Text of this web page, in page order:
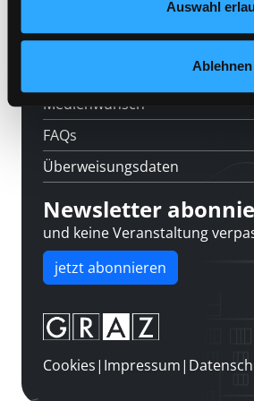
Auswahl
Ablehnen
Über uns
Medienwunsch
FAQs
Überweisungsdaten
Newsletter
und keine Veranstaltung
jetzt abonnieren
Cookies| Impressum|